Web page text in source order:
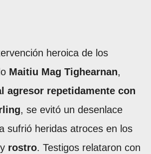
heroica de los
Maitiu Mag Tighearnan,
agresor repetidamente con
, se evitó un desenlace
sufrió heridas atroces en los
rostro. Testigos relataron con